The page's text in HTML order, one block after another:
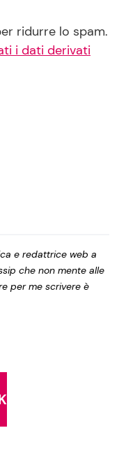
ridurre lo spam.
i dati derivati
e redattrice web a
che non mente alle
per me scrivere è